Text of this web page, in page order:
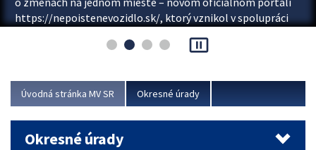
https://nepoistenevozidlo.sk/, ktorý vznikol v spolupráci
asociácie poisťovní (SLASPO) a Ministerstva vnútra SR.
Viac
pause_presentation
Úvodná stránka MV SR Okresné úrady
Okresné úrady